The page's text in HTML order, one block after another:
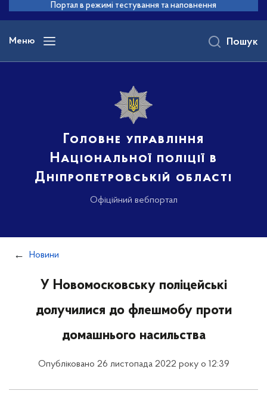
основного
вмісту
Портал в режимі тестування та наповнення
Меню
Головне управління
Національної поліції в
Дніпропетровській області
Офіційний вебпортал
Пошук
Новини
У Новомосковську поліцейські
долучилися до флешмобу проти
домашнього насильства
Опубліковано 26 листопада 2022 року о 12:39